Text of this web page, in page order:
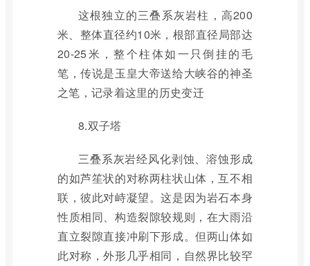
这根独立的三叠系灰岩柱，高200
米、整体直径约10米，根部直径局部达
20-25米，整个柱体如一只倒挂的毛
笔，传说是玉皇大帝送给大峡谷的神圣
之笔，记录着这里的历史变迁
8.双子塔
三叠系灰岩经风化剥蚀、溶蚀形成
的如芦笙状的对称两柱状山体，互不相
联，彼此对峙凝望。这是因为岩石本身
性质相同、构造裂隙较规则，在大雨沿
直立裂隙直接冲刷下形成。但两山体如
此对称，外形几乎相同，自然界比较罕